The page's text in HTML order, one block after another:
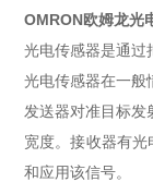
OMRON欧姆龙光
光电传感器是通
光电传感器在一般
发送器对准目标
宽度。接收器有
和应用该信号。